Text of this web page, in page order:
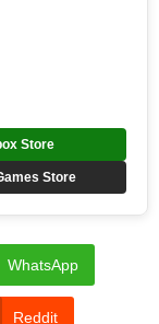
Store
Store
WhatsApp
Reddit